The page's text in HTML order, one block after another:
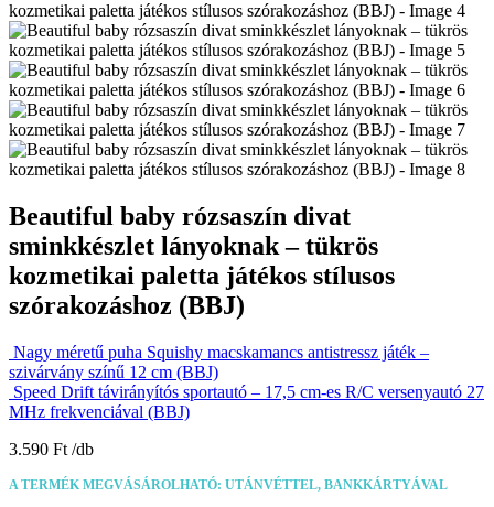
Beautiful baby rózsaszín divat
sminkkészlet lányoknak – tükrös
kozmetikai paletta játékos stílusos
szórakozáshoz (BBJ)
Nagy méretű puha Squishy macskamancs antistressz játék –
szivárvány színű 12 cm (BBJ)
Speed Drift távirányítós sportautó – 17,5 cm-es R/C versenyautó 27
MHz frekvenciával (BBJ)
3.590 Ft
A TERMÉK MEGVÁSÁROLHATÓ: UTÁNVÉTTEL, BANKKÁRTYÁVAL